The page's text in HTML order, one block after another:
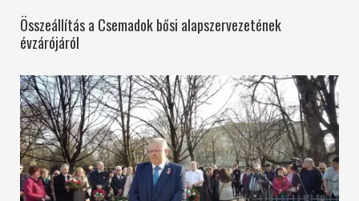
Összeállítás a Csemadok bősi alapszervezetének
évzárójáról